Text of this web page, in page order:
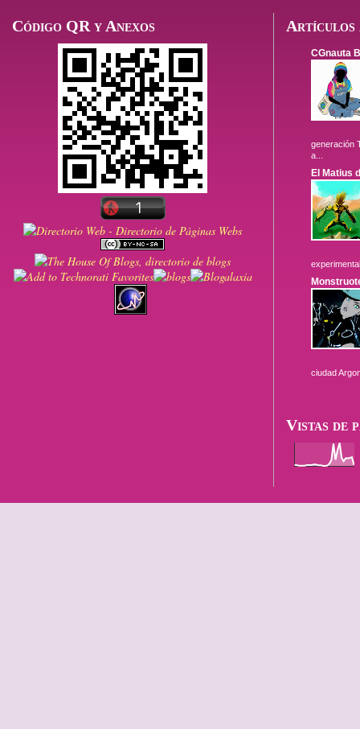
Código QR y Anexos Artículos
CGnauta
generación
a...
El Matius
ciudad
Vistas de